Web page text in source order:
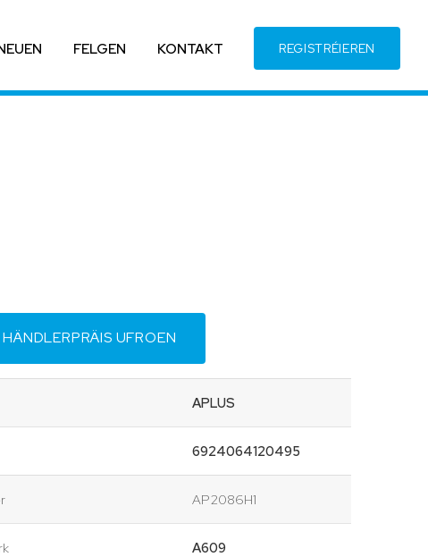
FELGEN KONTAKT REGISTRÉIEREN
HÄNDLERPRÄIS UFROEN
APLUS
6924064120495
AP2086H1
A609